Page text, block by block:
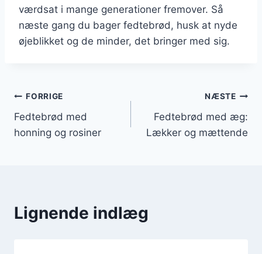
værdsat i mange generationer fremover. Så
næste gang du bager fedtebrød, husk at nyde
øjeblikket og de minder, det bringer med sig.
Indlægsnavigation
FORRIGE
Fedtebrød med
honning og rosiner
NÆSTE
Fedtebrød med æg:
Lækker og mættende
Lignende indlæg